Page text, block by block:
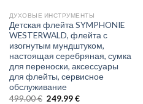
ДУХОВЫЕ ИНСТРУМЕНТЫ
Детская флейта SYMPHONIE
WESTERWALD, флейта с
изогнутым мундштуком,
настоящая серебряная, сумка
для переноски, аксессуары
для флейты, сервисное
обслуживание
499.00€ Original
249.99€Current